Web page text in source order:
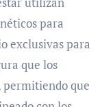
para
exclusivas para
que los
permitiendo que